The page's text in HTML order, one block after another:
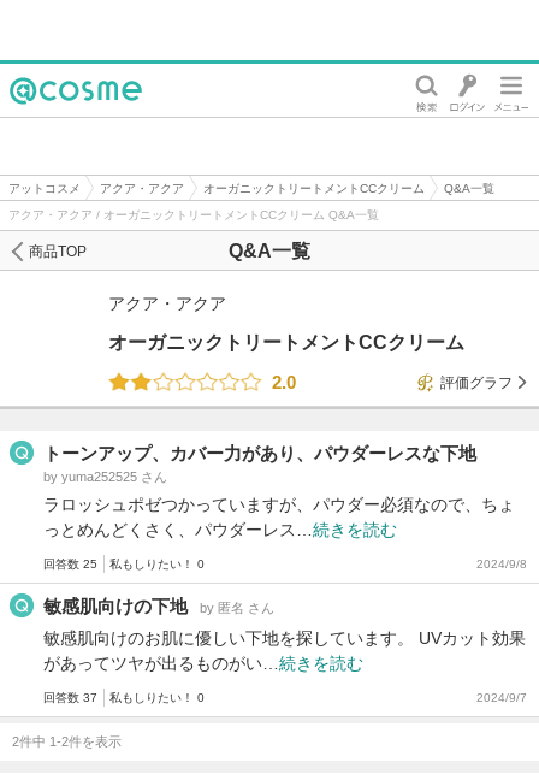
アットコスメ アクア・アクア オーガニックトリートメントCCクリーム
Q&A一覧
アクア・アクア / オーガニックトリートメントCCクリーム Q&A一覧
Q&A一覧
商品TOP
アクア・アクア
オーガニックトリートメントCCクリーム
2.0
評価グラフ
トーンアップ、カバー力があり、パウダーレスな下地
by yuma252525 さん
ラロッシュポゼつかっていますが、パウダー必須なので、ちょ
っとめんどくさく、パウダーレス… 続きを読む
回答数 25 私もしりたい！ 0 2024/9/8
敏感肌向けの下地 by 匿名 さん
敏感肌向けのお肌に優しい下地を探しています。 UVカット効果
があってツヤが出るものがい… 続きを読む
回答数 37 私もしりたい！ 0 2024/9/7
2件中 1-2件を表示